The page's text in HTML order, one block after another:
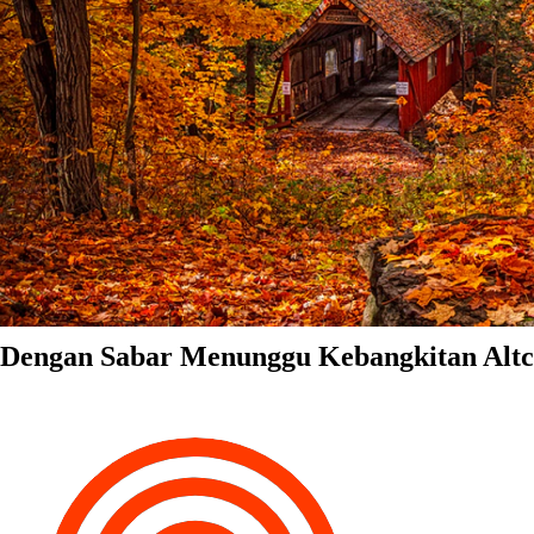
Dengan Sabar Menunggu Kebangkitan